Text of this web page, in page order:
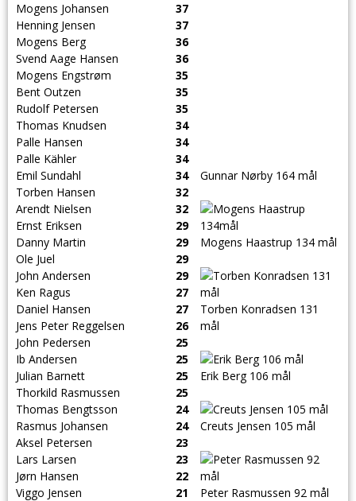
Mogens Johansen
37
Henning Jensen
37
Mogens Berg
36
Svend Aage Hansen
36
Mogens Engstrøm
35
Bent Outzen
35
Rudolf Petersen
35
Thomas Knudsen
34
Palle Hansen
34
Palle Kähler
34
Emil Sundahl
34
Torben Hansen
32
Arendt Nielsen
32
Ernst Eriksen
29
Danny Martin
29
Ole Juel
29
John Andersen
29
Ken Ragus
27
Daniel Hansen
27
Jens Peter Reggelsen
26
John Pedersen
25
Ib Andersen
25
Julian Barnett
25
Thorkild Rasmussen
25
Thomas Bengtsson
24
Rasmus Johansen
24
Aksel Petersen
23
Lars Larsen
23
Jørn Hansen
22
Viggo Jensen
21
Gunnar Nørby 164 mål
Mogens Haastrup 134 mål
Torben Konradsen 131
mål
Erik Berg 106 mål
Creuts Jensen 105 mål
Peter Rasmussen 92 mål